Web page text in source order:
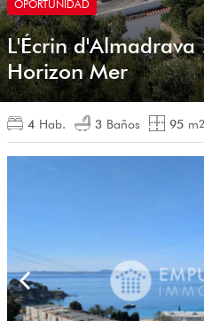
OPORTUNIDAD
L'Écrin
Horizon Mer
4 Hab. 3 Baños 95 m2